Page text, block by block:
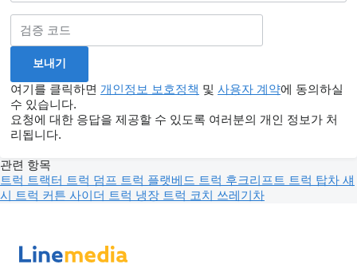
여기를 클릭하면 개인정보 보호정책 및 사용자 계약에 동의하실
수 있습니다.
요청에 대한 응답을 제공할 수 있도록 여러분의 개인 정보가 처
리됩니다.
관련 항목
트럭 트랙터 트럭 덤프 트럭 플랫베드 트럭 후크리프트 트럭 탑차 섀
시 트럭 커튼 사이더 트럭 냉장 트럭 코치 쓰레기차